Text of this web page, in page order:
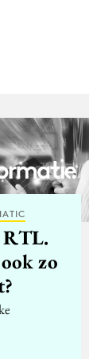
RTL.
zo